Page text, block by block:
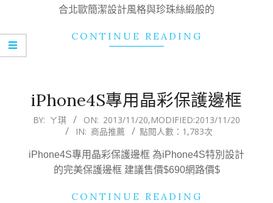
合北歐簡潔設計風格與珍珠絲緞般的
CONTINUE READING
iPhone4S專用晶彩保護邊框
2013-
20
BY: ㄚ琪 ON: 2013/11/20,MODIFIED:2013/11/20
IN: 商品推薦 點閱人數：1,783次
iPhone4S專用晶彩保護邊框 為iPhone4S特別設計
的完美保護邊框 建議售價$690網路價$
CONTINUE READING